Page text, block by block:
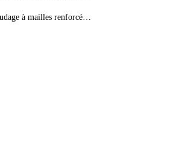
renforcées appropriée?